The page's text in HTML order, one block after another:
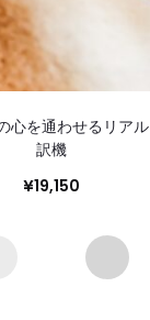
を通わせるリア
訳機
¥19,150